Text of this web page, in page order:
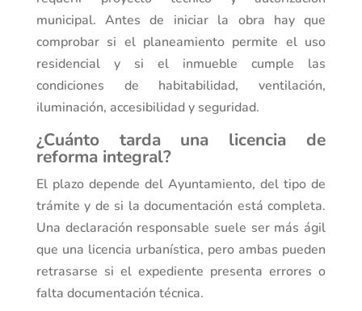
municipal. Antes de iniciar la obra hay que
comprobar si el planeamiento permite el uso
residencial y si el inmueble cumple las
condiciones de habitabilidad, ventilación,
iluminación, accesibilidad y seguridad.
¿Cuánto tarda una licencia de
reforma integral?
El plazo depende del Ayuntamiento, del tipo de
trámite y de si la documentación está completa.
Una declaración responsable suele ser más ágil
que una licencia urbanística, pero ambas pueden
retrasarse si el expediente presenta errores o
falta documentación técnica.